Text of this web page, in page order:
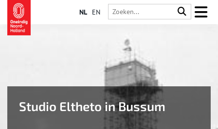
NL EN
Studio Eltheto in Bussum